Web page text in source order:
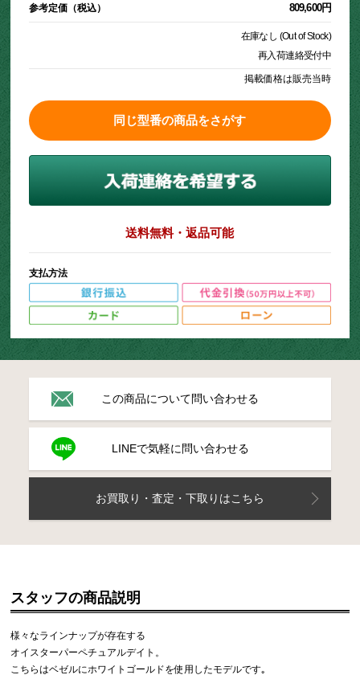
参考定価（税込） 809,600円
在庫なし (Out of Stock)
再入荷連絡受付中
掲載価格は販売当時
同じ型番の商品をさがす
送料無料・返品可能
支払方法
この商品について問い合わせる
LINEで気軽に問い合わせる
お買取り・査定・下取りはこちら
スタッフの商品説明
様々なラインナップが存在する
オイスターパーペチュアルデイト。
こちらはベゼルにホワイトゴールドを使用したモデルです｡